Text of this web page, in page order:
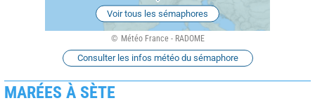
Voir tous les sémaphores
Météo France - RADOME
Consulter les infos météo du sémaphore
MARÉES À SÈTE